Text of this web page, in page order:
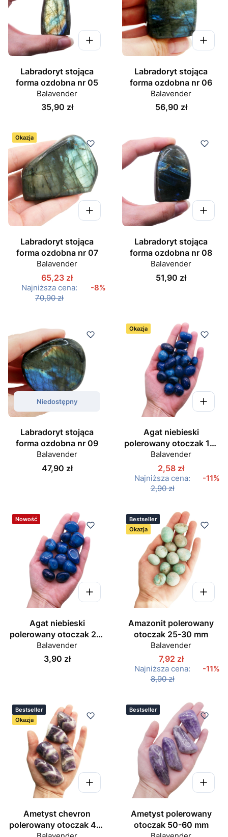
Labradoryt stojąca
forma ozdobna nr 05
Balavender
Cena
35,90 zł
Labradoryt stojąca
forma ozdobna nr 06
Balavender
Cena
56,90 zł
Okazja
Labradoryt stojąca
forma ozdobna nr 07
Balavender
65,23 zł
Najniższa cena:
70,90 zł
-8%
Labradoryt stojąca
forma ozdobna nr 08
Balavender
Cena
51,90 zł
Niedostępny
Labradoryt stojąca
forma ozdobna nr 09
Balavender
Cena
47,90 zł
Okazja
Agat niebieski
polerowany otoczak 15-
20 mm
Balavender
2,58 zł
Najniższa cena:
2,90 zł
-11%
Nowość
Agat niebieski
polerowany otoczak 25-
30 mm
Balavender
Cena
3,90 zł
Okazja
Bestseller
Amazonit polerowany
otoczak 25-30 mm
Balavender
7,92 zł
Najniższa cena:
8,90 zł
-11%
Okazja
Bestseller
Ametyst chevron
polerowany otoczak 45-
Bestseller
Ametyst polerowany
otoczak 50-60 mm